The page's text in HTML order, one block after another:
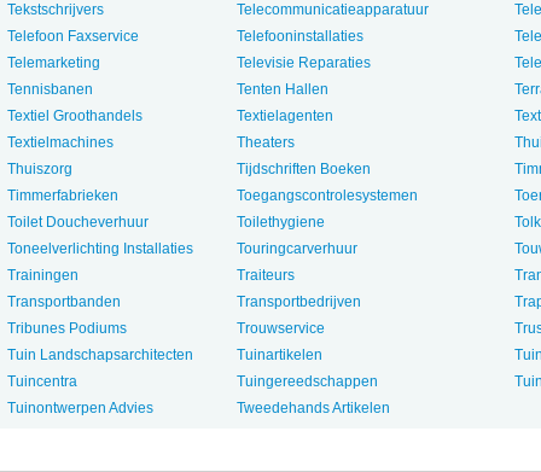
Tekstschrijvers
Telefoon Faxservice
Telemarketing
Tennisbanen
Textiel Groothandels
Textielmachines
Thuiszorg
Timmerfabrieken
Toilet Doucheverhuur
Toneelverlichting Installaties
Trainingen
Transportbanden
Tribunes Podiums
Tuin Landschapsarchitecten
Tuincentra
Tuinontwerpen Advies
Telecommunicatieapparatuur
Telefooninstallaties
Televisie Reparaties
Tenten Hallen
Textielagenten
Theaters
Tijdschriften Boeken
Toegangscontrolesystemen
Toilethygiene
Touringcarverhuur
Traiteurs
Transportbedrijven
Trouwservice
Tuinartikelen
Tuingereedschappen
Tweedehands Artikelen